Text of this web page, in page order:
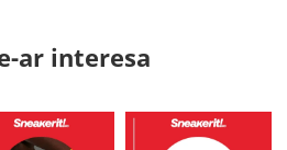
ar interesa